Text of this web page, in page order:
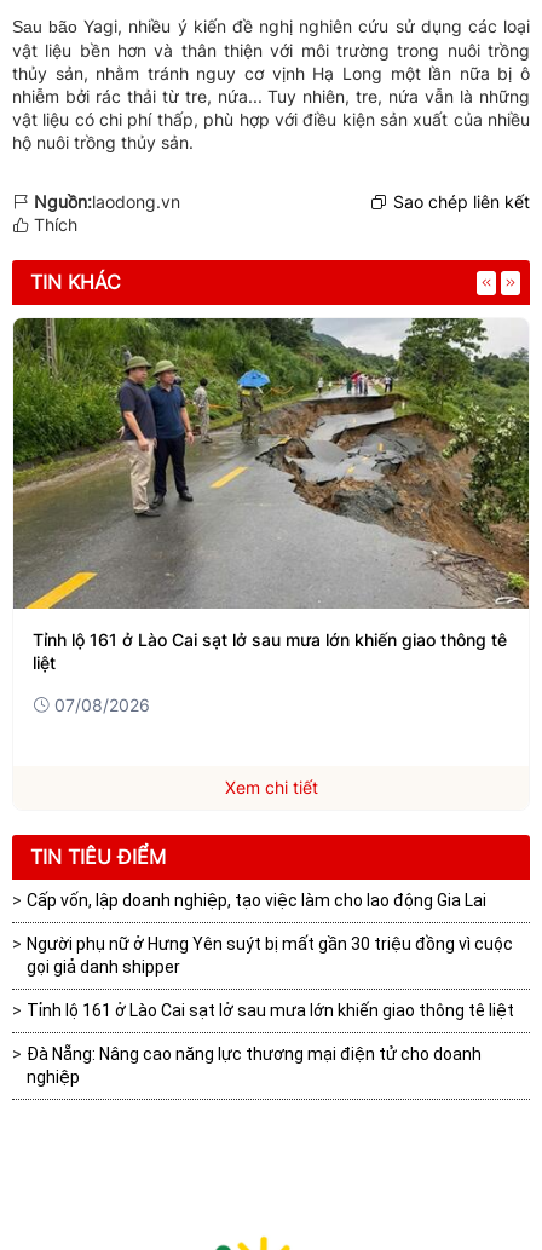
Sau bãoYagi, nhiều ý kiến đề nghị nghiên cứu sử dụng các loại
vật liệu bền hơn và thân thiện với môi trường trong nuôi trồng
thủy sản, nhằm tránh nguy cơ vịnh Hạ Long một lần nữa bị ô
nhiễm bởi rác thải từ tre, nứa... Tuy nhiên, tre, nứa vẫn là những
vật liệu có chi phí thấp, phù hợp với điều kiện sản xuất của nhiều
hộ nuôi trồng thủy sản.
Nguồn:laodong.vn
Sao chép liên kết
Thích
TIN KHÁC
Tỉnh lộ 161 ở Lào Cai sạt lở sau mưa lớn khiến giao thông tê
liệt
07/08/2026
Xem chi tiết
TIN TIÊU ĐIỂM
Cấp vốn, lập doanh nghiệp, tạo việc làm cho lao động Gia Lai
Người phụ nữ ở Hưng Yên suýt bị mất gần 30 triệu đồng vì cuộc
gọi giả danh shipper
Tỉnh lộ 161 ở Lào Cai sạt lở sau mưa lớn khiến giao thông tê liệt
Đà Nẵng: Nâng cao năng lực thương mại điện tử cho doanh
nghiệp